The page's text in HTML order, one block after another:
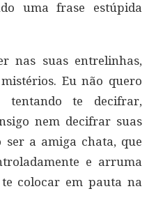
uma frase estúpida
nas suas entrelinhas,
Eu não quero
tentando te decifrar,
nem decifrar suas
ser a amiga chata, que
e arruma
colocar em pauta na